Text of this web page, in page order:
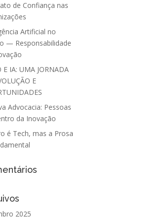
de Confiança nas
Artificial no
— Responsabilidade
E IA: UMA JORNADA
E
Advocacia: Pessoas
da Inovação
é Tech, mas a Prosa
2025